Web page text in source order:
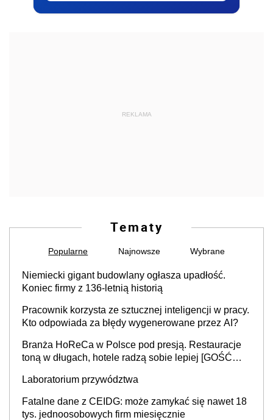
REKLAMA
Tematy
Popularne Najnowsze Wybrane
Niemiecki gigant budowlany ogłasza upadłość.
Koniec firmy z 136-letnią historią
Pracownik korzysta ze sztucznej inteligencji w pracy.
Kto odpowiada za błędy wygenerowane przez AI?
Branża HoReCa w Polsce pod presją. Restauracje
toną w długach, hotele radzą sobie lepiej [GOŚĆ
Laboratorium przywództwa
Fatalne dane z CEIDG: może zamykać się nawet 18
tys. jednoosobowych firm miesięcznie